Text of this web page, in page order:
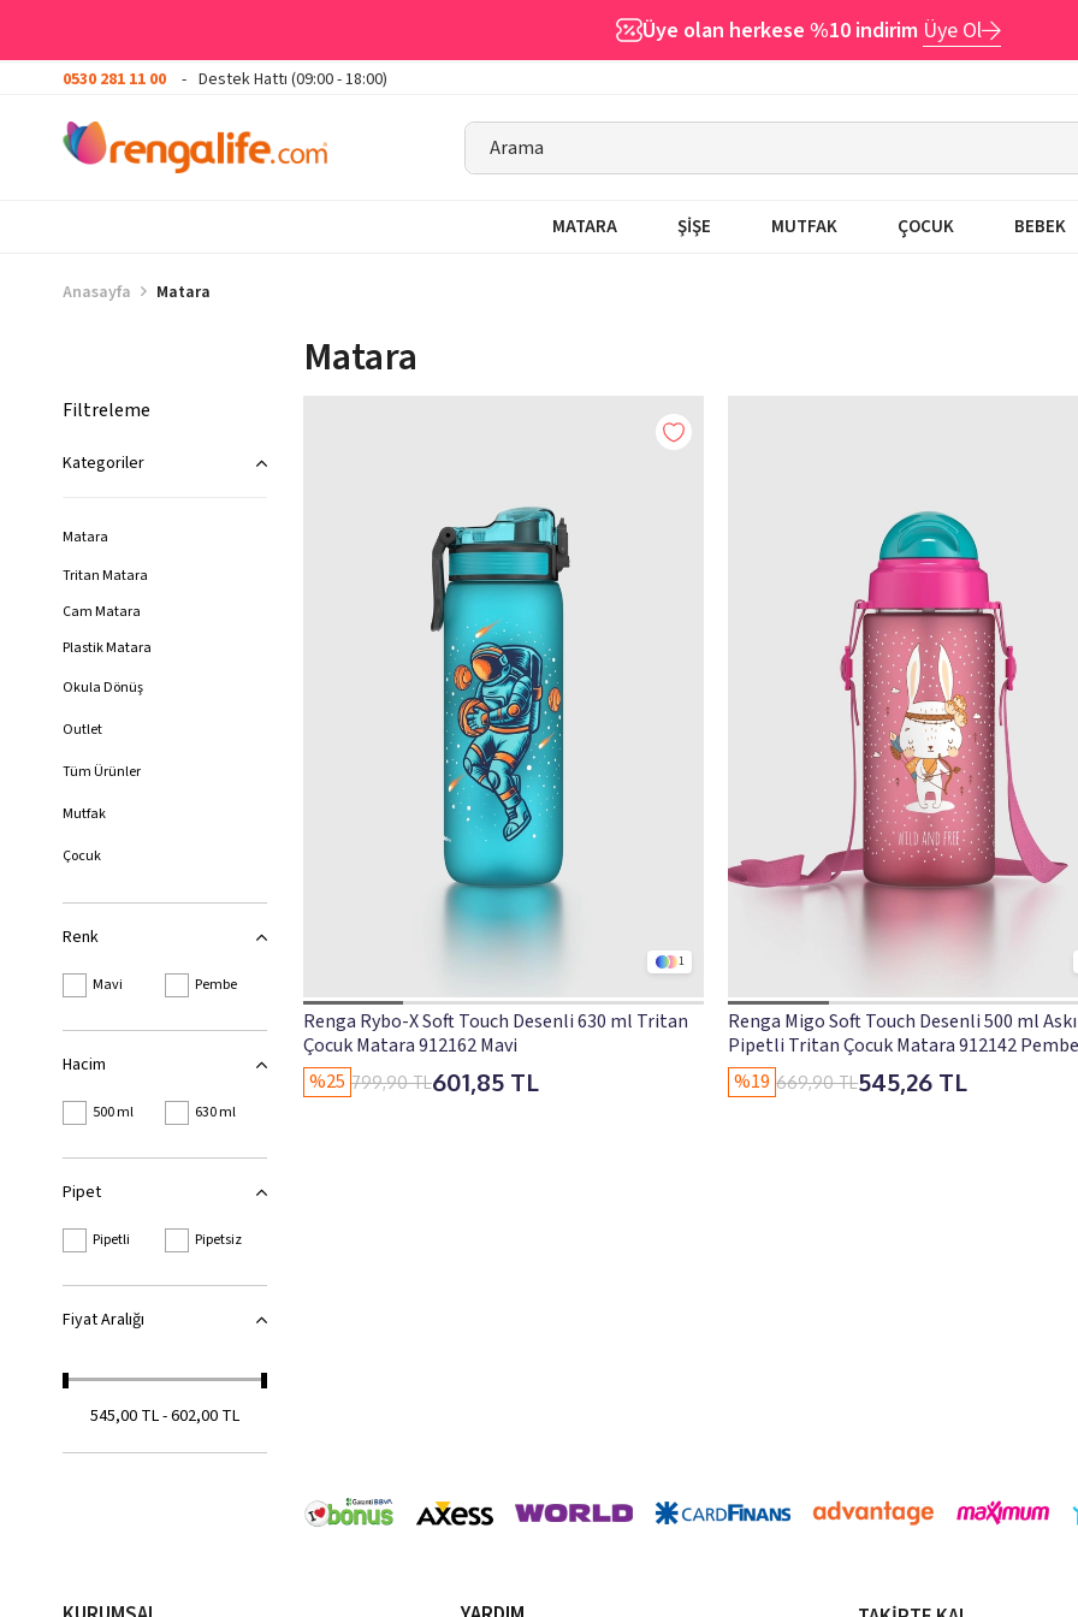
Üye olan herkese %10 indirim Üye Ol
0530 281 11 00 Destek Hattı (09:00 - 18:00)
MATARA ŞİŞE MUTFAK ÇOCUK BEBEK
Anasayfa Matara
Filtreleme
Kategoriler
Matara
Tritan Matara
Cam Matara
Plastik Matara
Okula Dönüş
Outlet
Tüm Ürünler
Mutfak
Çocuk
Bebek
Çocuk & Bebek
Beslenme Kabı
Şişe
Koleksiyonlar
Renk
Mavi Pembe
Hacim
500 ml 630 ml
Pipet
Pipetli Pipetsiz
Fiyat Aralığı
545,00 TL - 602,00 TL
Matara
1
Renga Rybo-X Soft Touch Desenli 630 ml Tritan
Çocuk Matara 912162 Mavi
601,85 TL
799,90 TL
%25
Renga Migo Soft Touch Desenli 500 ml
Pipetli Tritan Çocuk Matara 912142 Pembe
545,26 TL
669,90 TL
%19